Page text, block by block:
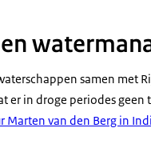
samen met
er in droge periodes
Marten van den Berg in